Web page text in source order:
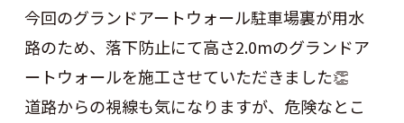
今回のグランドアートウォール駐車場裏が用水
路のため、落下防止にて高さ2.0mのグランドア
ートウォールを施工させていただきました👏
道路からの視線も気になりますが、危険なとこ